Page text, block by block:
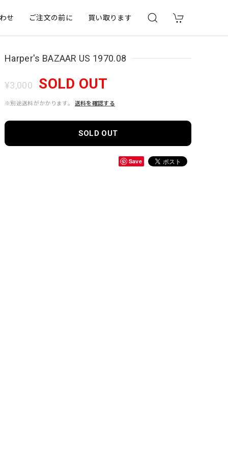
せ ご注文の前に 買い取ります
Harper's BAZAAR US 1970.08
¥3,000 SOLD OUT
※別途送料がかかります。 送料を確認する
SOLD OUT
Save